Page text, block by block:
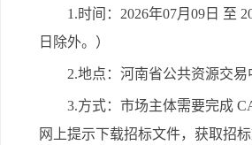
1.时间：2026年07月09日 至
日除外。）
2.地点：河南省公共资源交易
3.方式：市场主体需要完成
网上提示下载招标文件，获取招